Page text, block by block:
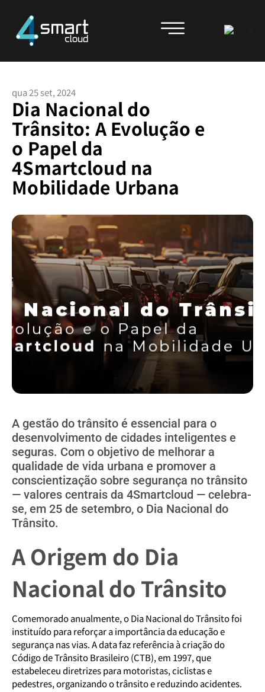
qua 25 set, 2024
Dia Nacional do
Trânsito: A Evolução e
o Papel da
4Smartcloud na
Mobilidade Urbana
A gestão do trânsito é essencial para o
desenvolvimento de cidades inteligentes e
seguras. Com o objetivo de melhorar a
qualidade de vida urbana e promover a
conscientização sobre segurança no trânsito
— valores centrais da 4Smartcloud — celebra-
se, em 25 de setembro, o Dia Nacional do
Trânsito.
A Origem do Dia
Nacional do Trânsito
Comemorado anualmente, o Dia Nacional do Trânsito foi
instituído para reforçar a importância da educação e
segurança nas vias. A data faz referência à criação do
Código de Trânsito Brasileiro (CTB), em 1997, que
estabeleceu diretrizes para motoristas, ciclistas e
pedestres, organizando o trânsito e reduzindo acidentes.